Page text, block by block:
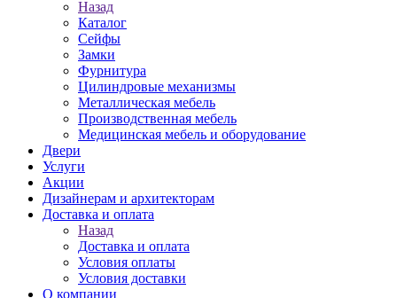
Назад
Каталог
Сейфы
Замки
Фурнитура
Цилиндровые механизмы
Металлическая мебель
Производственная мебель
Медицинская мебель и оборудование
Двери
Услуги
Акции
Дизайнерам и архитекторам
Доставка и оплата
Назад
Доставка и оплата
Условия оплаты
Условия доставки
О компании